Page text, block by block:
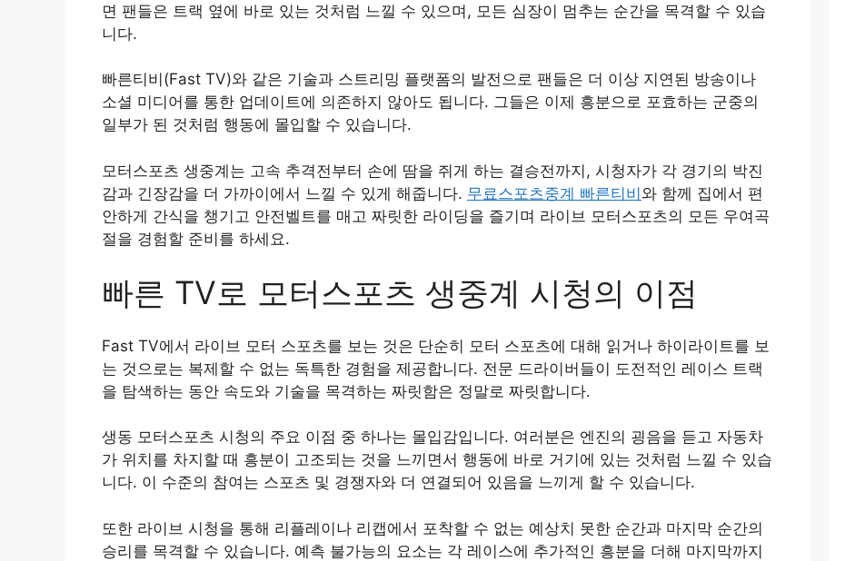
면 팬들은 트랙 옆에 바로 있는 것처럼 느낄 수 있으며, 모든 심장이 멈추는 순간을 목격할 수 있습
니다.
빠른티비(Fast TV)와 같은 기술과 스트리밍 플랫폼의 발전으로 팬들은 더 이상 지연된 방송이나
소셜 미디어를 통한 업데이트에 의존하지 않아도 됩니다. 그들은 이제 흥분으로 포효하는 군중의
일부가 된 것처럼 행동에 몰입할 수 있습니다.
모터스포츠 생중계는 고속 추격전부터 손에 땀을 쥐게 하는 결승전까지, 시청자가 각 경기의 박진
감과 긴장감을 더 가까이에서 느낄 수 있게 해줍니다. 무료스포츠중계 빠른티비와 함께 집에서 편
안하게 간식을 챙기고 안전벨트를 매고 짜릿한 라이딩을 즐기며 라이브 모터스포츠의 모든 우여곡
절을 경험할 준비를 하세요.
빠른 TV로 모터스포츠 생중계 시청의 이점
Fast TV에서 라이브 모터 스포츠를 보는 것은 단순히 모터 스포츠에 대해 읽거나 하이라이트를 보
는 것으로는 복제할 수 없는 독특한 경험을 제공합니다. 전문 드라이버들이 도전적인 레이스 트랙
을 탐색하는 동안 속도와 기술을 목격하는 짜릿함은 정말로 짜릿합니다.
생동 모터스포츠 시청의 주요 이점 중 하나는 몰입감입니다. 여러분은 엔진의 굉음을 듣고 자동차
가 위치를 차지할 때 흥분이 고조되는 것을 느끼면서 행동에 바로 거기에 있는 것처럼 느낄 수 있습
니다. 이 수준의 참여는 스포츠 및 경쟁자와 더 연결되어 있음을 느끼게 할 수 있습니다.
또한 라이브 시청을 통해 리플레이나 리캡에서 포착할 수 없는 예상치 못한 순간과 마지막 순간의
승리를 목격할 수 있습니다. 예측 불가능의 요소는 각 레이스에 추가적인 흥분을 더해 마지막까지